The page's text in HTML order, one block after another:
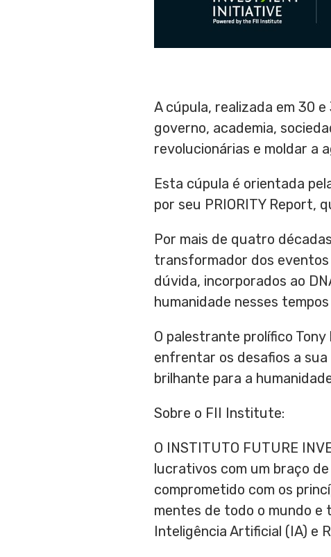
A cúpula, realizada em 30
governo, academia,
revolucionárias e moldar a
Esta cúpula é orientada
por seu PRIORITY Report,
Por mais de quatro
transformador dos eventos
dúvida, incorporados ao
humanidade nesses
O palestrante prolífico Tony
enfrentar os desafios a
brilhante para a
Sobre o FII Institute:
O INSTITUTO FUTURE
lucrativos com um braço
comprometido com os
mentes de todo o mundo e
Inteligência Artificial (IA) e